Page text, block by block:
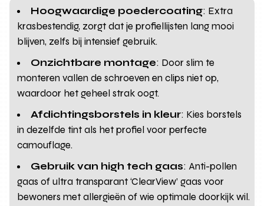
Hoogwaardige poedercoating: Extra
krasbestendig, zorgt dat je profiellijsten lang mooi
blijven, zelfs bij intensief gebruik.
Onzichtbare montage: Door slim te
monteren vallen de schroeven en clips niet op,
waardoor het geheel strak oogt.
Afdichtingsborstels in kleur: Kies borstels
in dezelfde tint als het profiel voor perfecte
camouflage.
Gebruik van high tech gaas: Anti-pollen
gaas of ultra transparant ‘ClearView’ gaas voor
bewoners met allergieën of wie optimale doorkijk wil.